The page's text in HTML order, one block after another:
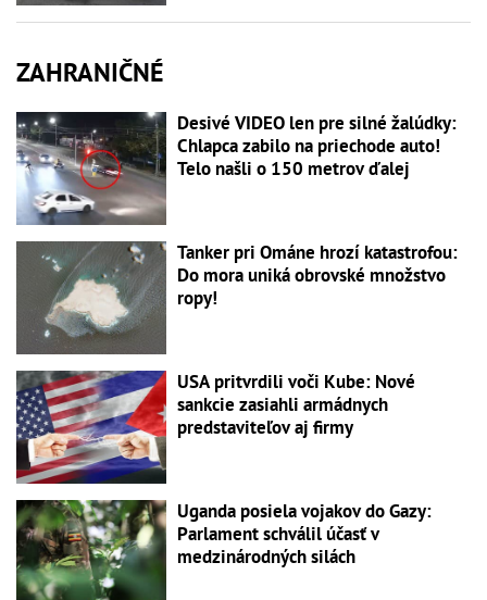
ZAHRANIČNÉ
Desivé VIDEO len pre silné žalúdky:
Chlapca zabilo na priechode auto!
Telo našli o 150 metrov ďalej
Tanker pri Ománe hrozí katastrofou:
Do mora uniká obrovské množstvo
ropy!
USA pritvrdili voči Kube: Nové
sankcie zasiahli armádnych
predstaviteľov aj firmy
Uganda posiela vojakov do Gazy:
Parlament schválil účasť v
medzinárodných silách